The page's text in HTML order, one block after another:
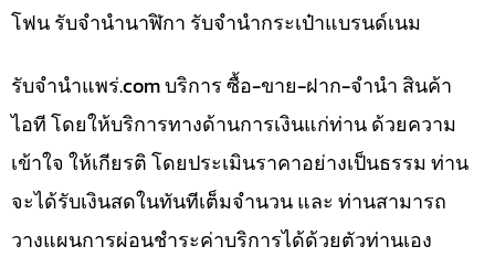
โฟน รับจำนำนาฬิกา รับจำนำกระเป๋าแบรนด์เนม
รับจํานําแพร่.com บริการ ซื้อ-ขาย-ฝาก-จำนำ สินค้า
ไอที โดยให้บริการทางด้านการเงินแก่ท่าน ด้วยความ
เข้าใจ ให้เกียรติ โดยประเมินราคาอย่างเป็นธรรม ท่าน
จะได้รับเงินสดในทันทีเต็มจำนวน และ ท่านสามารถ
วางแผนการผ่อนชำระค่าบริการได้ด้วยตัวท่านเอง